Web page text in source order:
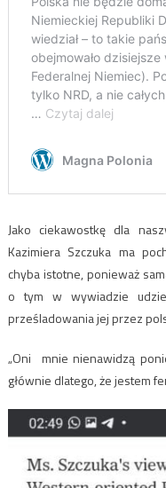
Jako ciekawostkę dla
Kazimiera Szczuka ma
chyba istotne, ponieważ
o tym w wywiadzie
prześladowania jej przez
„Oni mnie nienawidzą
głównie dlatego, że jestem